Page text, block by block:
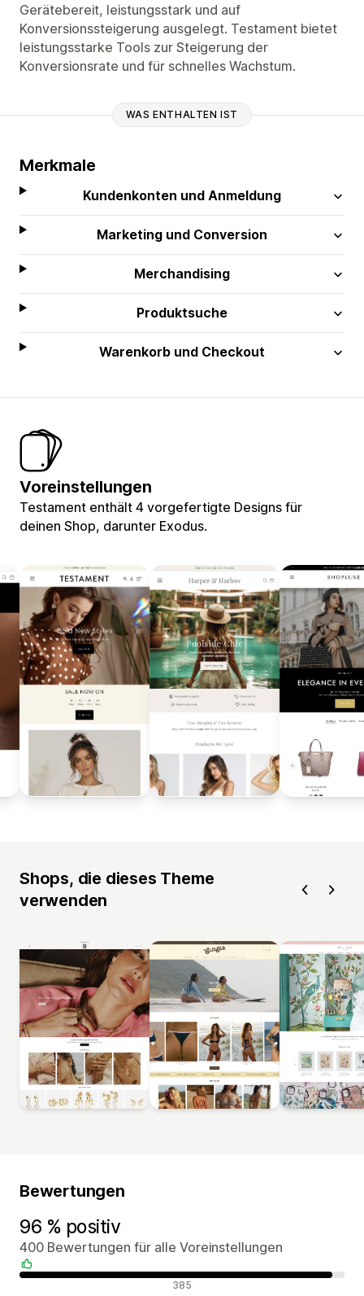
Gerätebereit, leistungsstark und auf
Konversionssteigerung ausgelegt. Testament bietet
leistungsstarke Tools zur Steigerung der
Konversionsrate und für schnelles Wachstum.
WAS ENTHALTEN IST
Merkmale
Kundenkonten und Anmeldung
Marketing und Conversion
Merchandising
Produktsuche
Warenkorb und Checkout
Voreinstellungen
Testament enthält 4 vorgefertigte Designs für
deinen Shop, darunter Exodus.
Shops, die dieses Theme
verwenden
Bewertungen
96 % positiv
400 Bewertungen für alle Voreinstellungen
Positive Bewertungen 385